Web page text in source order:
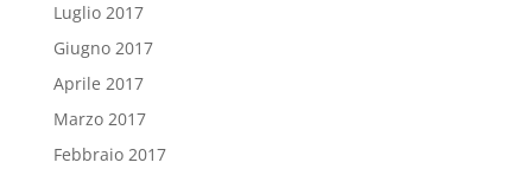
Luglio 2017
Giugno 2017
Aprile 2017
Marzo 2017
Febbraio 2017